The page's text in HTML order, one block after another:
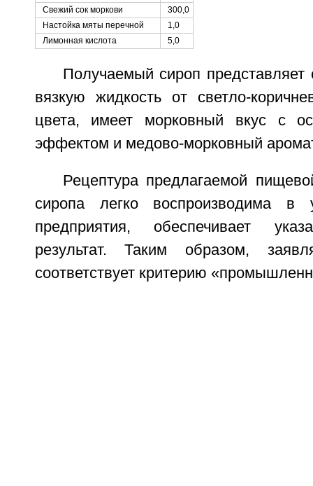
Свежий сок моркови
300,0
Настойка мяты перечной
1,0
Лимонная кислота
5,0
Получаемый сироп представляет
вязкую жидкость от светло-
цвета, имеет морковный вкус с
эффектом и медово-морковный
Рецептура предлагаемой
сиропа легко воспроизводима в
предприятия, обеспечивает
результат. Таким образом,
соответствует критерию